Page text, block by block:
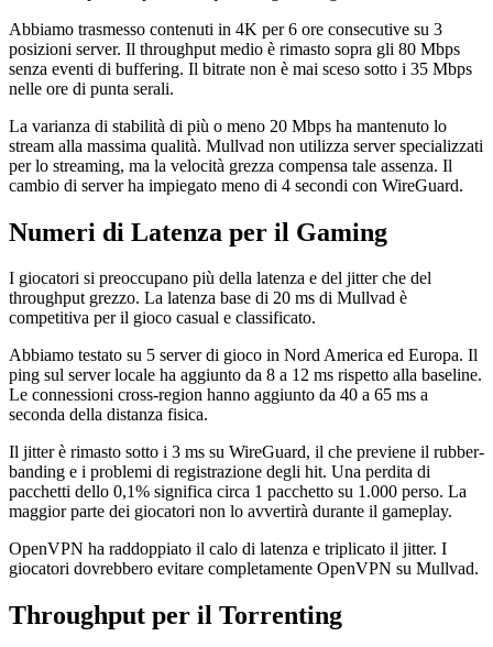
Abbiamo trasmesso contenuti in 4K per 6 ore consecutive su 3
posizioni server. Il throughput medio è rimasto sopra gli 80 Mbps
senza eventi di buffering. Il bitrate non è mai sceso sotto i 35 Mbps
nelle ore di punta serali.
La varianza di stabilità di più o meno 20 Mbps ha mantenuto lo
stream alla massima qualità. Mullvad non utilizza server specializzati
per lo streaming, ma la velocità grezza compensa tale assenza. Il
cambio di server ha impiegato meno di 4 secondi con WireGuard.
Numeri di Latenza per il Gaming
I giocatori si preoccupano più della latenza e del jitter che del
throughput grezzo. La latenza base di 20 ms di Mullvad è
competitiva per il gioco casual e classificato.
Abbiamo testato su 5 server di gioco in Nord America ed Europa. Il
ping sul server locale ha aggiunto da 8 a 12 ms rispetto alla baseline.
Le connessioni cross-region hanno aggiunto da 40 a 65 ms a
seconda della distanza fisica.
Il jitter è rimasto sotto i 3 ms su WireGuard, il che previene il rubber-
banding e i problemi di registrazione degli hit. Una perdita di
pacchetti dello 0,1% significa circa 1 pacchetto su 1.000 perso. La
maggior parte dei giocatori non lo avvertirà durante il gameplay.
OpenVPN ha raddoppiato il calo di latenza e triplicato il jitter. I
giocatori dovrebbero evitare completamente OpenVPN su Mullvad.
Throughput per il Torrenting